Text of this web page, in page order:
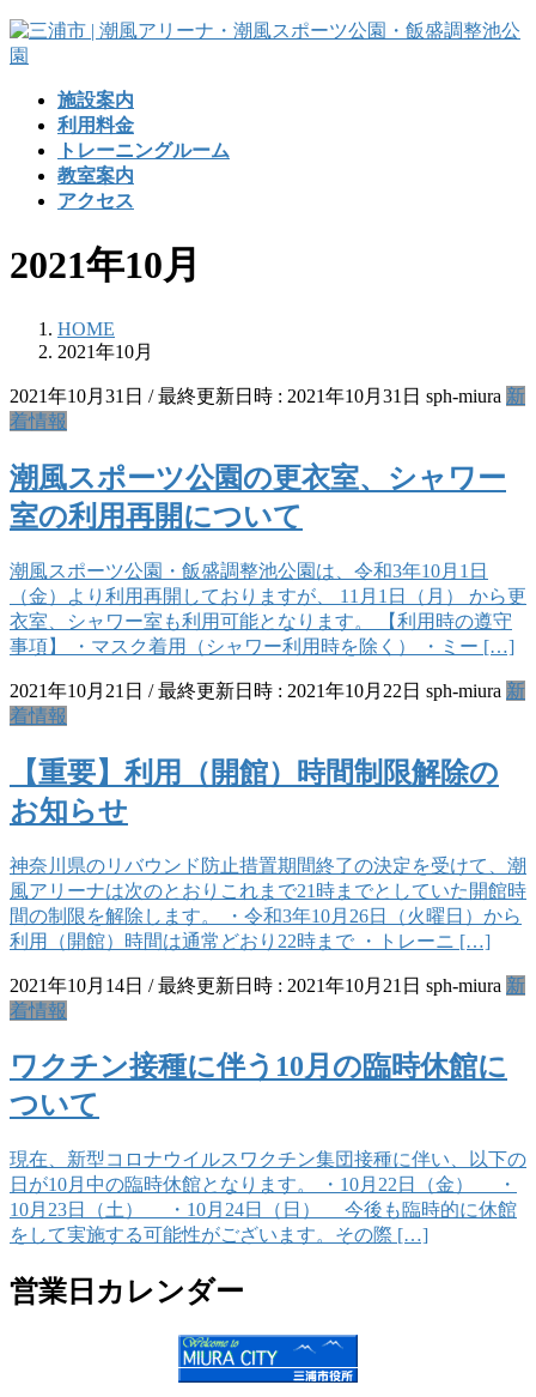
コ
ン
プ
ナ
ビ
動
施設案内
利用料金
トレーニングルーム
教室案内
アクセス
2021年10月
HOME
2021年10月
2021年10月31日 / 最終更新日時 : 2021年10月31日 sph-miura 新
着情報
潮風スポーツ公園の更衣室、シャワー
室の利用再開について
潮風スポーツ公園・飯盛調整池公園は、令和3年10月1日
（金）より利用再開しておりますが、 11月1日（月） から更
衣室、シャワー室も利用可能となります。 【利用時の遵守
事項】 ・マスク着用（シャワー利用時を除く） ・ミー […]
2021年10月21日 / 最終更新日時 : 2021年10月22日 sph-miura 新
着情報
【重要】利用（開館）時間制限解除の
お知らせ
神奈川県のリバウンド防止措置期間終了の決定を受けて、潮
風アリーナは次のとおりこれまで21時までとしていた開館時
間の制限を解除します。 ・令和3年10月26日（火曜日）から
利用（開館）時間は通常どおり22時まで ・トレーニ […]
2021年10月14日 / 最終更新日時 : 2021年10月21日 sph-miura 新
着情報
ワクチン接種に伴う10月の臨時休館に
ついて
現在、新型コロナウイルスワクチン集団接種に伴い、以下の
日が10月中の臨時休館となります。 ・10月22日（金） ・
10月23日（土） ・10月24日（日） 今後も臨時的に休館
をして実施する可能性がございます。その際 […]
営業日カレンダー